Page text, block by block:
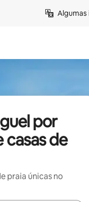
por
de
praia únicas no